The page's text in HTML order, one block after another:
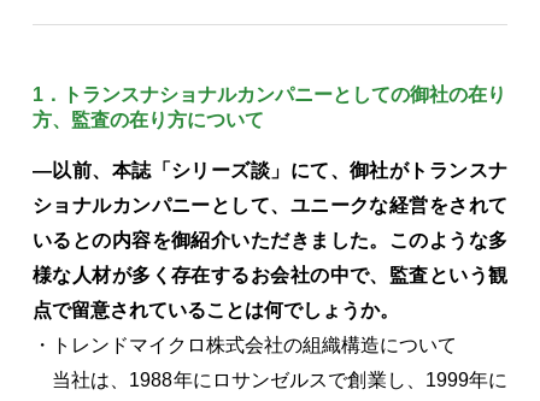
1．トランスナショナルカンパニーとしての御社の在り
方、監査の在り方について
―以前、本誌「シリーズ談」にて、御社がトランスナ
ショナルカンパニーとして、ユニークな経営をされて
いるとの内容を御紹介いただきました。このような多
様な人材が多く存在するお会社の中で、監査という観
点で留意されていることは何でしょうか。
・トレンドマイクロ株式会社の組織構造について
当社は、1988年にロサンゼルスで創業し、1999年に